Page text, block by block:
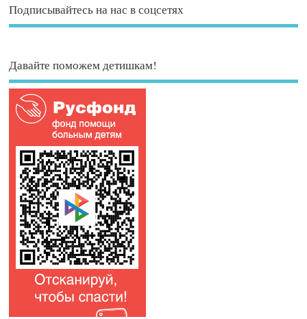
Подписывайтесь на нас в соцсетях
Давайте поможем детишкам!